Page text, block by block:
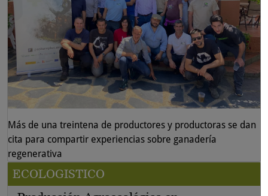
Más de una treintena de productores y productoras se dan
cita para compartir experiencias sobre ganadería
regenerativa
ECOLOGISTICO